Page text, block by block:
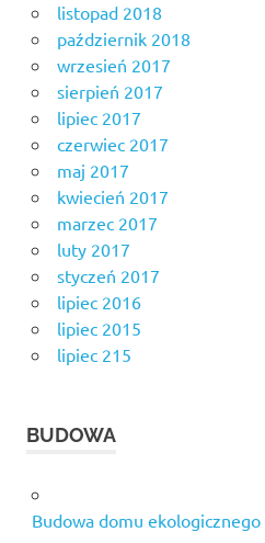
listopad 2018
październik 2018
wrzesień 2017
sierpień 2017
lipiec 2017
czerwiec 2017
maj 2017
kwiecień 2017
marzec 2017
luty 2017
styczeń 2017
lipiec 2016
lipiec 2015
lipiec 215
BUDOWA
Budowa domu ekologicznego